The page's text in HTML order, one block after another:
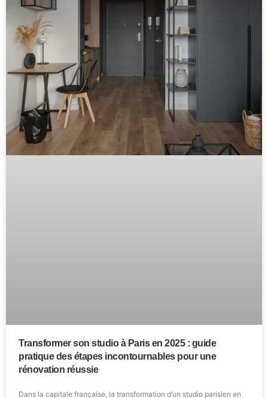
Transformer son studio à Paris en 2025 : guide
pratique des étapes incontournables pour une
rénovation réussie
Dans la capitale française, la transformation d’un studio parisien en